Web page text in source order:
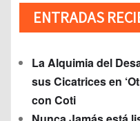
ENTRADAS
La Alquimia del
sus Cicatrices en
con Coti